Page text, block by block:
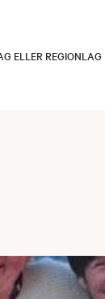
ELLER REGIONLAG